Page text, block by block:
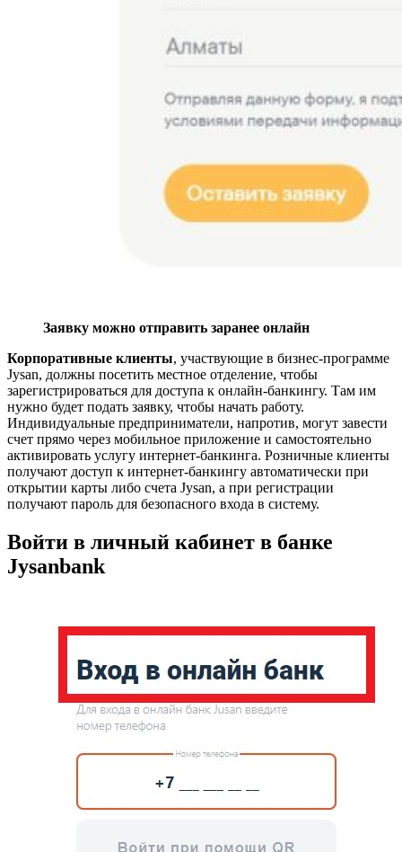
Заявку можно отправить заранее онлайн
Корпоративные клиенты, участвующие в бизнес-программе
Jysan, должны посетить местное отделение, чтобы
зарегистрироваться для доступа к онлайн-банкингу. Там им
нужно будет подать заявку, чтобы начать работу.
Индивидуальные предприниматели, напротив, могут завести
счет прямо через мобильное приложение и самостоятельно
активировать услугу интернет-банкинга. Розничные клиенты
получают доступ к интернет-банкингу автоматически при
открытии карты либо счета Jysan, а при регистрации
получают пароль для безопасного входа в систему.
Войти в личный кабинет в банке
Jysanbank